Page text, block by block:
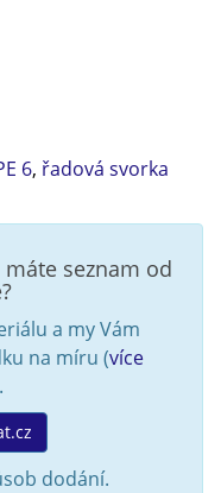
6, řadová svorka
seznam od
a my Vám
na míru (více
dodání.